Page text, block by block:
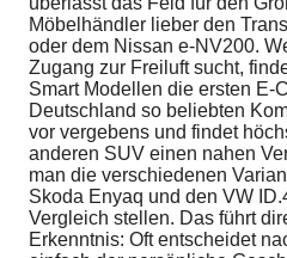
Möbelhändler lieber den
oder dem Nissan e-NV200.
Zugang zur Freiluft sucht,
Smart Modellen die ersten E-
Deutschland so beliebten
vor vergebens und findet
anderen SUV einen nahen
man die verschiedenen
Skoda Enyaq und den VW
Vergleich stellen. Das führt
Erkenntnis: Oft entscheidet